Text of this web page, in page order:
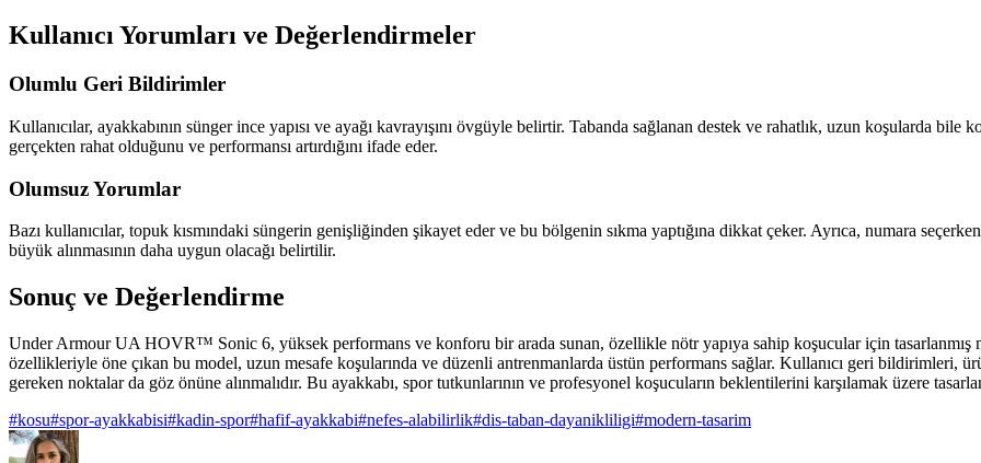
Kullanıcı Yorumları ve Değerlendirmeler
Olumlu Geri Bildirimler
Kullanıcılar, ayakkabının sünger ince yapısı ve ayağı kavrayışını övgüyle belirtir. Tabanda sağlanan destek ve rahatlık, uzun koşularda
gerçekten rahat olduğunu ve performansı artırdığını ifade eder.
Olumsuz Yorumlar
Bazı kullanıcılar, topuk kısmındaki süngerin genişliğinden şikayet eder ve bu bölgenin sıkma yaptığına dikkat çeker. Ayrıca, numara
büyük alınmasının daha uygun olacağı belirtilir.
Sonuç ve Değerlendirme
Under Armour UA HOVR™ Sonic 6, yüksek performans ve konforu bir arada sunan, özellikle nötr yapıya sahip koşucular için tasarlanmış
özellikleriyle öne çıkan bu model, uzun mesafe koşularında ve düzenli antrenmanlarda üstün performans sağlar. Kullanıcı geri bildirimleri,
gereken noktalar da göz önüne alınmalıdır. Bu ayakkabı, spor tutkunlarının ve profesyonel koşucuların beklentilerini karşılamak üzere
#kosu#spor-ayakkabisi#kadin-spor#hafif-ayakkabi#nefes-alabilirlik#dis-taban-dayanikliligi#modern-tasarim